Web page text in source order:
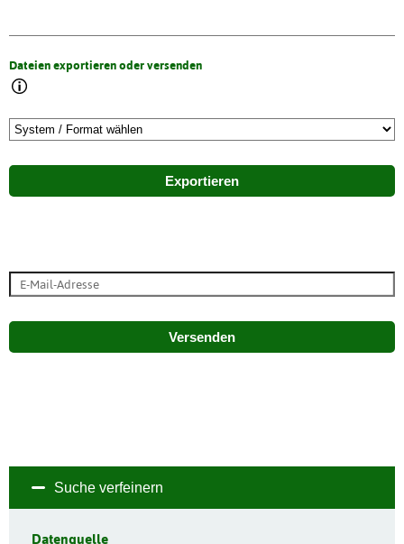
Dateien exportieren oder versenden
Exportieren
Versenden
Suche verfeinern
Datenquelle